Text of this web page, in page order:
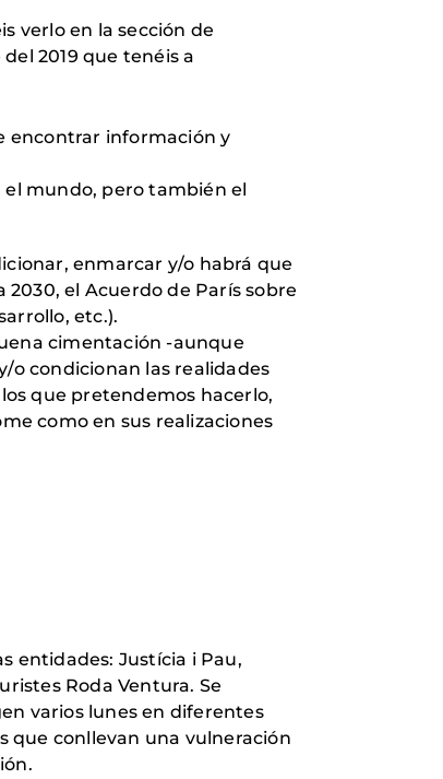
verlo en la sección de
2019 que tenéis a
encontrar información y
el mundo, pero también el
enmarcar y/o habrá que
el Acuerdo de París sobre
etc.).
cimentación -aunque
o condicionan las realidades
que pretendemos hacerlo,
como en sus realizaciones
entidades: Justícia i Pau,
Roda Ventura. Se
varios lunes en diferentes
que conllevan una vulneración